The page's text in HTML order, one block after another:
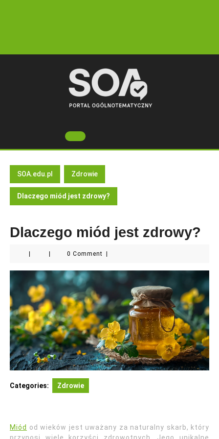
Open
Button
SOA.edu.pl Zdrowie
Dlaczego miód jest zdrowy?
Dlaczego miód jest zdrowy?
0 Comment
Categories: Zdrowie
Miód od wieków jest uważany za naturalny skarb, który